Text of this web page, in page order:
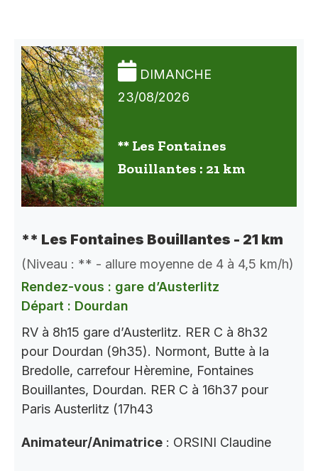
DIMANCHE
23/08/2026
** Les Fontaines
Bouillantes : 21 km
** Les Fontaines Bouillantes - 21 km
(Niveau : ** - allure moyenne de 4 à 4,5 km/h)
Rendez-vous : gare d’Austerlitz
Départ : Dourdan
RV à 8h15 gare d’Austerlitz. RER C à 8h32
pour Dourdan (9h35). Normont, Butte à la
Bredolle, carrefour Hèremine, Fontaines
Bouillantes, Dourdan. RER C à 16h37 pour
Paris Austerlitz (17h43
Animateur/Animatrice : ORSINI Claudine